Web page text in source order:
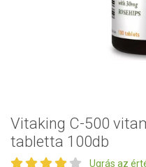
Vitaking C-500
tabletta 100db
Ugrás az